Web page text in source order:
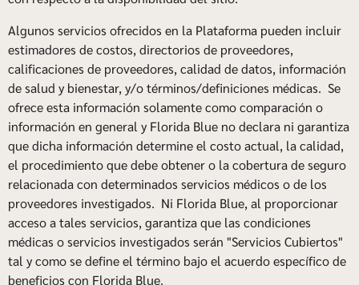
Algunos servicios ofrecidos en la Plataforma pueden incluir
estimadores de costos, directorios de proveedores,
calificaciones de proveedores, calidad de datos, información
de salud y bienestar, y/o términos/definiciones médicas. Se
ofrece esta información solamente como comparación o
información en general y Florida Blue no declara ni garantiza
que dicha información determine el costo actual, la calidad,
el procedimiento que debe obtener o la cobertura de seguro
relacionada con determinados servicios médicos o de los
proveedores investigados. Ni Florida Blue, al proporcionar
acceso a tales servicios, garantiza que las condiciones
médicas o servicios investigados serán "Servicios Cubiertos"
tal y como se define el término bajo el acuerdo específico de
beneficios con Florida Blue.